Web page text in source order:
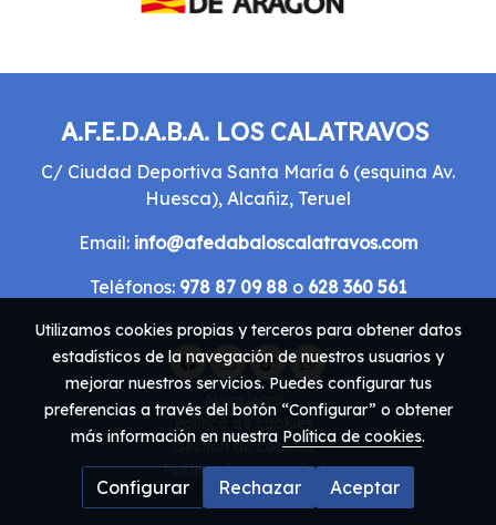
A.F.E.D.A.B.A. LOS CALATRAVOS
C/ Ciudad Deportiva Santa María 6 (esquina Av.
Huesca), Alcañiz, Teruel
Email: info@afedabaloscalatravos.com
Teléfonos: 978 87 09 88 o 628 360 561
Aviso legal
Gestión de cookies
Política de privacidad
Utilizamos cookies propias y terceros para obtener datos
estadísticos de la navegación de nuestros usuarios y
mejorar nuestros servicios. Puedes configurar tus
preferencias a través del botón “Configurar” o obtener
más información en nuestra Política de cookies.
Configurar Rechazar Aceptar